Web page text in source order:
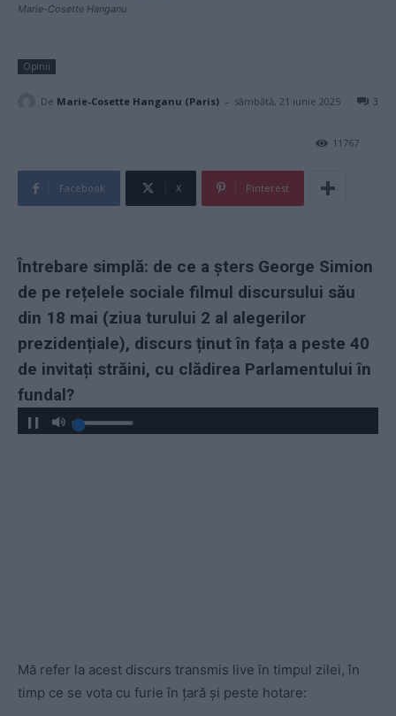
Marie-Cosette Hanganu
Opinii
De Marie-Cosette Hanganu (Paris) - sâmbătă, 21 iunie 2025 3
11767
Facebook X Pinterest
Întrebare simplă: de ce a șters George Simion
de pe rețelele sociale filmul discursului său
din 18 mai (ziua turului 2 al alegerilor
prezidențiale), discurs ținut în fața a peste 40
de invitați străini, cu clădirea Parlamentului în
fundal?
Mă refer la acest discurs transmis live în timpul zilei, în
timp ce se vota cu furie în țară și peste hotare: